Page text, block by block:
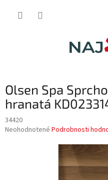
Olsen Spa
hranatá
34420
Priemerné
Neohodnotené Podrobnosti